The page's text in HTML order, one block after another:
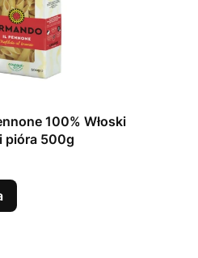
100% Włoski
pióra 500g